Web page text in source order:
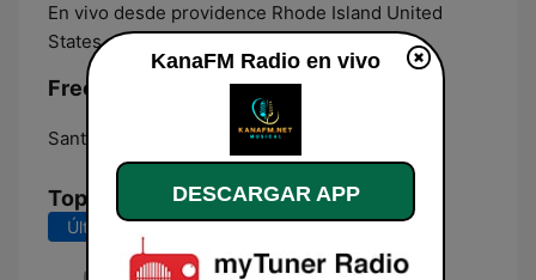
En vivo desde providence Rhode Island United
States of America.
Frecuencias KanaFM Radio:
Santo Domingo: Online
Top Canciones
Últimos 7 días Últimos 30 días
KanaFM Radio en vivo
DESCARGAR APP